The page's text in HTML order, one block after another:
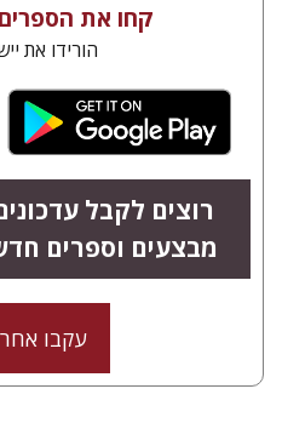
קחו את
הורידו את
רוצים לקבל
מבצעים וספרים
עקבו